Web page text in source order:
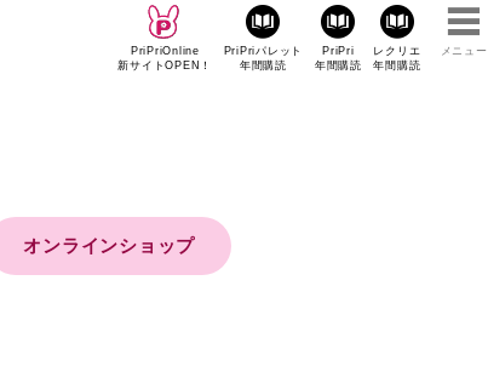
PriPriOnline
新サイトOPEN！
PriPriパレット
年間購読
PriPri
年間購読
レクリエ
年間購読
メニュー
オンラインショップ